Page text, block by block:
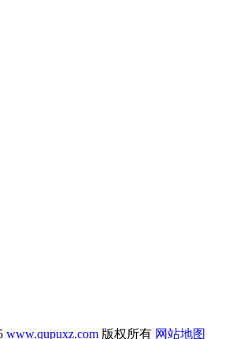
www.qupuxz.com 版权所有 网站地图